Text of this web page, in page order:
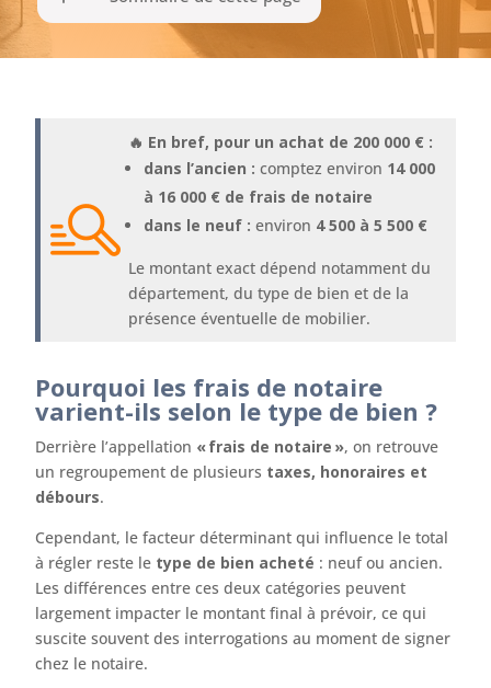
🔥 En bref, pour un achat de 200 000 € :
dans l’ancien : comptez environ 14 000
à 16 000 € de frais de notaire
dans le neuf : environ 4 500 à 5 500 €
Le montant exact dépend notamment du
département, du type de bien et de la
présence éventuelle de mobilier.
Pourquoi les frais de notaire
varient-ils selon le type de bien ?
Derrière l’appellation « frais de notaire », on retrouve
un regroupement de plusieurs taxes, honoraires et
débours.
Cependant, le facteur déterminant qui influence le total
à régler reste le type de bien acheté : neuf ou ancien.
Les différences entre ces deux catégories peuvent
largement impacter le montant final à prévoir, ce qui
suscite souvent des interrogations au moment de signer
chez le notaire.